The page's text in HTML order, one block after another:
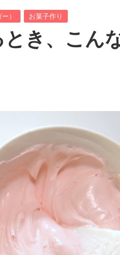
） お菓子作り
き、こん